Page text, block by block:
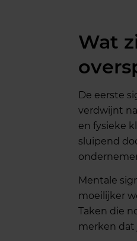
Wat
De eerste
verdwijnt
en fysieke
sluipend
Mentale
moeilijker
Taken die
merken dat